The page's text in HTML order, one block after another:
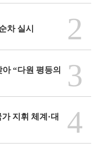
차 실시 2
“다원 평등의
3
지휘 체계·대
4